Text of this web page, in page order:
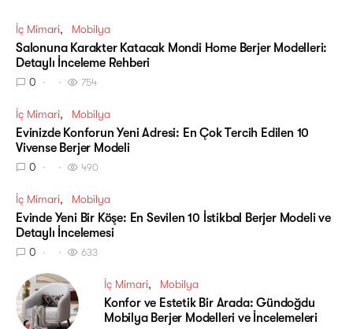
İç Mimari Mobilya
Salonuna Karakter Katacak Mondi Home Berjer Modelleri:
Detaylı İnceleme Rehberi
0 754
İç Mimari Mobilya
Evinizde Konforun Yeni Adresi: En Çok Tercih Edilen 10
Vivense Berjer Modeli
0 490
İç Mimari Mobilya
Evinde Yeni Bir Köşe: En Sevilen 10 İstikbal Berjer Modeli ve
Detaylı İncelemesi
0 633
İç Mimari Mobilya
Konfor ve Estetik Bir Arada: Gündoğdu
Mobilya Berjer Modelleri ve İncelemeleri